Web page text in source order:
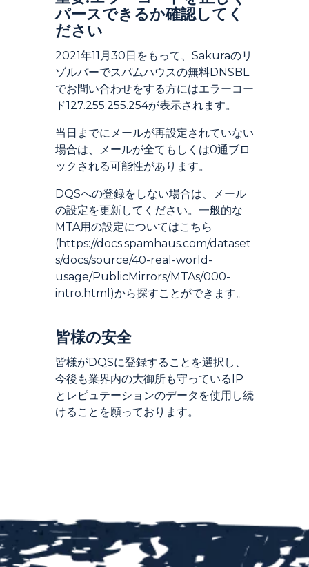
パースできるか確認してく
ださい
2021年11月30日をもって、Sakuraのリ
ゾルバーでスパムハウスの無料DNSBL
でお問い合わせをする方にはエラーコー
ド127.255.255.254が表示されます。
当日までにメールが再設定されていない
場合は、メールが全てもしくは0通ブロ
ックされる可能性があります。
DQSへの登録をしない場合は、メール
の設定を更新してください。一般的な
MTA用の設定についてはこちら
(https://docs.spamhaus.com/dataset
s/docs/source/40-real-world-
usage/PublicMirrors/MTAs/000-
intro.html)から探すことができます。
Introduction
皆様の安全
皆様がDQSに登録することを選択し、
今後も業界内の大御所も守っているIP
とレピュテーションのデータを使用し続
けることを願っております。